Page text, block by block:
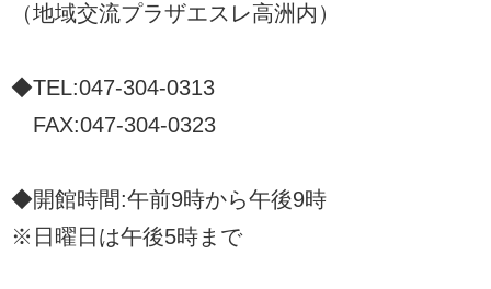
（地域交流プラザエスレ高洲内）
◆TEL:047-304-0313
FAX:047-304-0323
◆開館時間:午前9時から午後9時
※日曜日は午後5時まで